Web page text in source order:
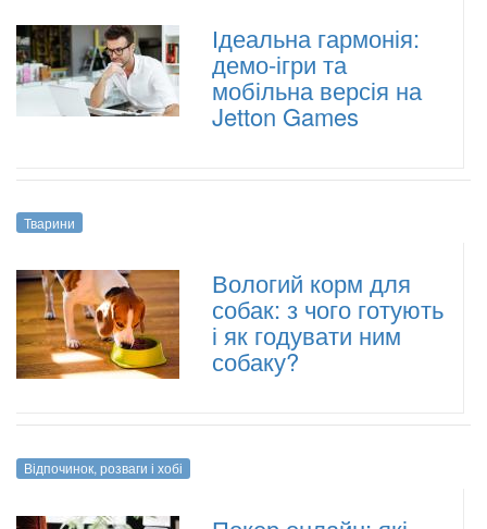
Ідеальна гармонія:
демо-ігри та
мобільна версія на
Jetton Games
Тварини
Вологий корм для
собак: з чого готують
і як годувати ним
собаку?
Відпочинок, розваги і хобі